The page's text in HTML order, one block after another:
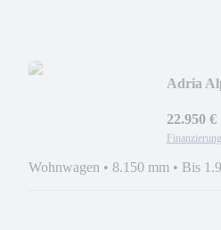
Adria
22.950 €
Wohnwagen • 8.150 mm • Bis